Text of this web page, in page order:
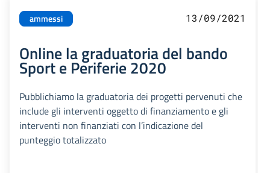
ammessi 13/09/2021
Online la graduatoria del bando
Sport e Periferie 2020
Pubblichiamo la graduatoria dei progetti pervenuti che
include gli interventi oggetto di finanziamento e gli
interventi non finanziati con l’indicazione del
punteggio totalizzato